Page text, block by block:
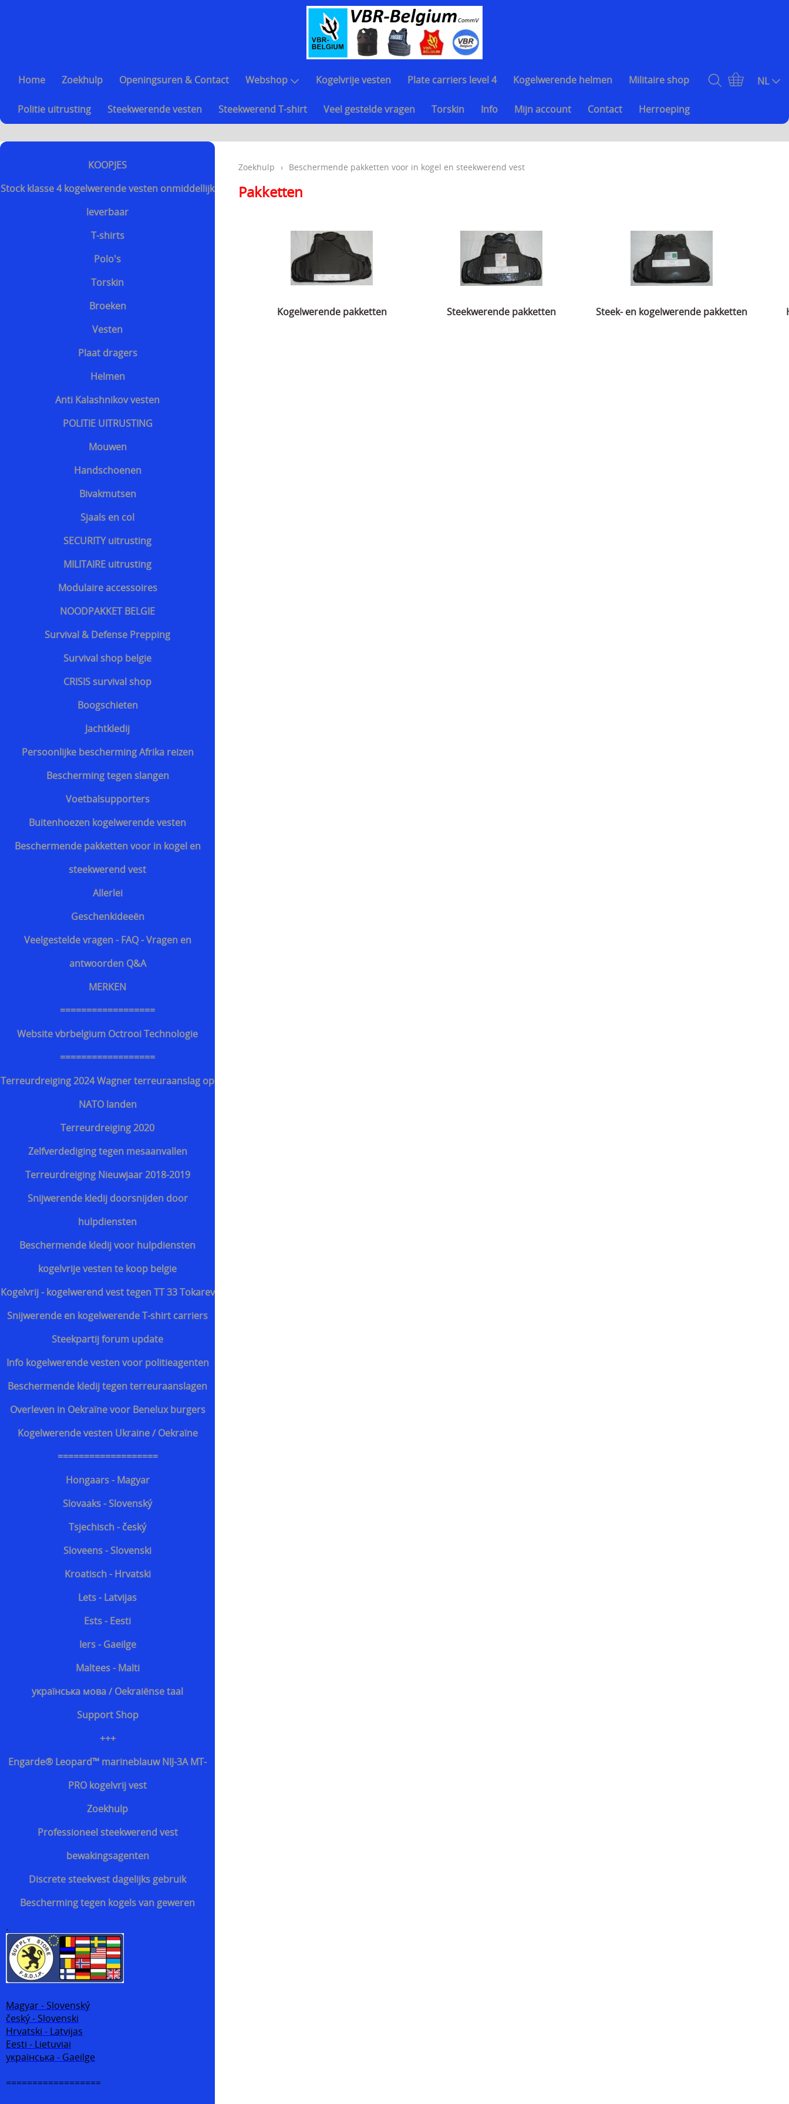
Home Zoekhulp Openingsuren & Contact Webshop Kogelvrije vesten Plate carriers level 4 Kogelwerende helmen Militaire shop
Politie uitrusting Steekwerende vesten Steekwerend T-shirt Veel gestelde vragen Torskin Info Mijn account Contact Herroeping
NL
KOOPJES
Stock klasse 4 kogelwerende vesten onmiddellijk
leverbaar
T-shirts
Polo's
Torskin
Broeken
Vesten
Plaat dragers
Helmen
Anti Kalashnikov vesten
POLITIE UITRUSTING
Mouwen
Handschoenen
Bivakmutsen
Sjaals en col
SECURITY uitrusting
MILITAIRE uitrusting
Modulaire accessoires
NOODPAKKET BELGIE
Survival & Defense Prepping
Survival shop belgie
CRISIS survival shop
Boogschieten
Jachtkledij
Persoonlijke bescherming Afrika reizen
Bescherming tegen slangen
Voetbalsupporters
Buitenhoezen kogelwerende vesten
Beschermende pakketten voor in kogel en
steekwerend vest
Allerlei
Geschenkideeën
Veelgestelde vragen - FAQ - Vragen en
antwoorden Q&A
MERKEN
==================
Website vbrbelgium Octrooi Technologie
==================
Terreurdreiging 2024 Wagner terreuraanslag op
NATO landen
Terreurdreiging 2020
Zelfverdediging tegen mesaanvallen
Terreurdreiging Nieuwjaar 2018-2019
Snijwerende kledij doorsnijden door
hulpdiensten
Beschermende kledij voor hulpdiensten
kogelvrije vesten te koop belgie
Kogelvrij - kogelwerend vest tegen TT 33 Tokarev
Snijwerende en kogelwerende T-shirt carriers
Steekpartij forum update
Info kogelwerende vesten voor politieagenten
Beschermende kledij tegen terreuraanslagen
Overleven in Oekraïne voor Benelux burgers
Kogelwerende vesten Ukraine / Oekraïne
===================
Hongaars - Magyar
Slovaaks - Slovenský
Tsjechisch - český
Sloveens - Slovenski
Kroatisch - Hrvatski
Lets - Latvijas
Ests - Eesti
Iers - Gaeilge
Maltees - Malti
українська мова / Oekraiënse taal
Support Shop
+++
Engarde® Leopard™ marineblauw NIJ-3A MT-
PRO kogelvrij vest
Zoekhulp
Professioneel steekwerend vest
bewakingsagenten
Discrete steekvest dagelijks gebruik
Bescherming tegen kogels van geweren
.
Magyar - Slovenský
český - Slovenski
Hrvatski - Latvijas
Eesti - Lietuviai
українська - Gaeilge
==================
Zoekhulp › Beschermende pakketten voor in kogel en steekwerend vest
Pakketten
Kogelwerende pakketten Steekwerende pakketten Steek- en kogelwerende pakketten